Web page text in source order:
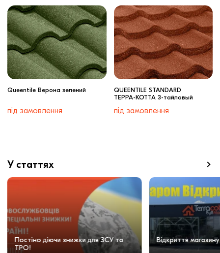
Queentile Верона зелений
під замовлення
QUEENTILE STANDARD
ТЕРРА-КОТТА 3-тайловый
під замовлення
У статтях
Постіно діючи знижки для ЗСУ та
ТРО!
Відкриття магазину